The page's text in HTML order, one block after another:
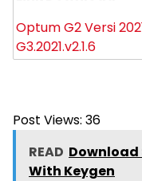
Optum G2 Versi
G3.2021.v2.1.6
Post Views: 36
READ Download
With Keygen